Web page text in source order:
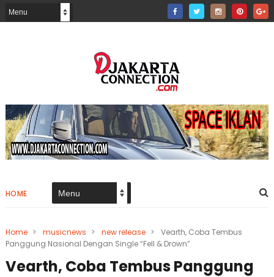
HOME
Home > musicnews > new release >
Vearth, Coba Tembus
Panggung Nasional Dengan Single “Fell & Drown”
Vearth, Coba Tembus Panggung